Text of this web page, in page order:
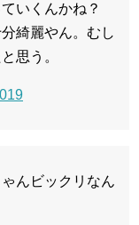
いくんかね？
綺麗やん。むし
思う。
んビックリなん